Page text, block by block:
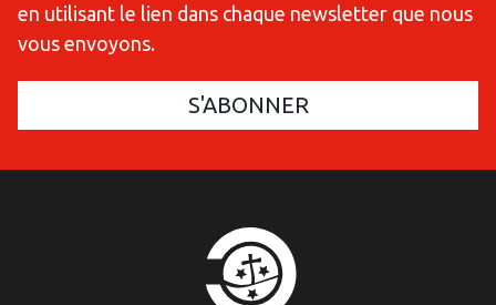
en utilisant le lien dans chaque newsletter que nous
vous envoyons.